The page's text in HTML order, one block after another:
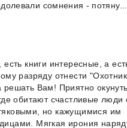
сомнения - потяну...
есть книги интересные, а
разряду отнести
решать Вам! Приятно
обитают счастливые люди
но кажущимися им
Мягкая ирония